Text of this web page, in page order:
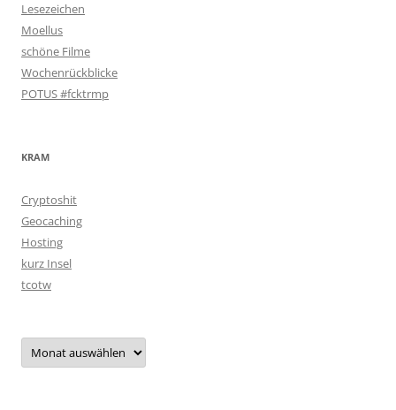
Lesezeichen
Moellus
schöne Filme
Wochenrückblicke
POTUS #fcktrmp
KRAM
Cryptoshit
Geocaching
Hosting
kurz Insel
tcotw
Archiv